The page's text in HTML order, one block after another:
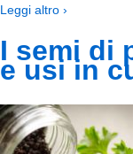
Leggi altro ›
I semi di
e usi in